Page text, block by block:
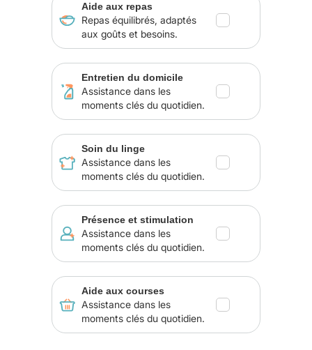
Aide aux repas
Repas équilibrés, adaptés
aux goûts et besoins.
Entretien du domicile
Assistance dans les
moments clés du quotidien.
Soin du linge
Assistance dans les
moments clés du quotidien.
Présence et stimulation
Assistance dans les
moments clés du quotidien.
Aide aux courses
Assistance dans les
moments clés du quotidien.